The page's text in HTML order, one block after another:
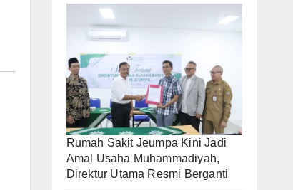
Rumah Sakit Jeumpa Kini Jadi
Amal Usaha Muhammadiyah,
Direktur Utama Resmi Berganti